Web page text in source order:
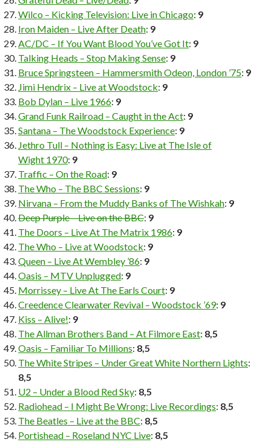
Wilco – Kicking Television: Live in Chicago: 9
Iron Maiden – Live After Death: 9
AC/DC – If You Want Blood You’ve Got It: 9
Talking Heads – Stop Making Sense: 9
Bruce Springsteen – Hammersmith Odeon, London ’75: 9
Jimi Hendrix – Live at Woodstock: 9
Bob Dylan – Live 1966: 9
Grand Funk Railroad – Caught in the Act: 9
Santana – The Woodstock Experience: 9
Jethro Tull – Nothing is Easy: Live at The Isle of
Wight 1970: 9
Traffic – On the Road: 9
The Who – The BBC Sessions: 9
Nirvana – From the Muddy Banks of The Wishkah: 9
Deep Purple – Live on the BBC: 9
The Doors – Live At The Matrix 1986: 9
The Who – Live at Woodstock: 9
Queen – Live At Wembley ’86: 9
Oasis – MTV Unplugged: 9
Morrissey – Live At The Earls Court: 9
Creedence Clearwater Revival – Woodstock ’69: 9
Kiss – Alive!: 9
The Allman Brothers Band – At Filmore East: 8,5
Oasis – Familiar To Millions: 8,5
The White Stripes – Under Great White Northern Lights:
8,5
U2 – Under a Blood Red Sky: 8,5
Radiohead – I Might Be Wrong: Live Recordings: 8,5
The Beatles – Live at the BBC: 8,5
Portishead – Roseland NYC Live: 8,5